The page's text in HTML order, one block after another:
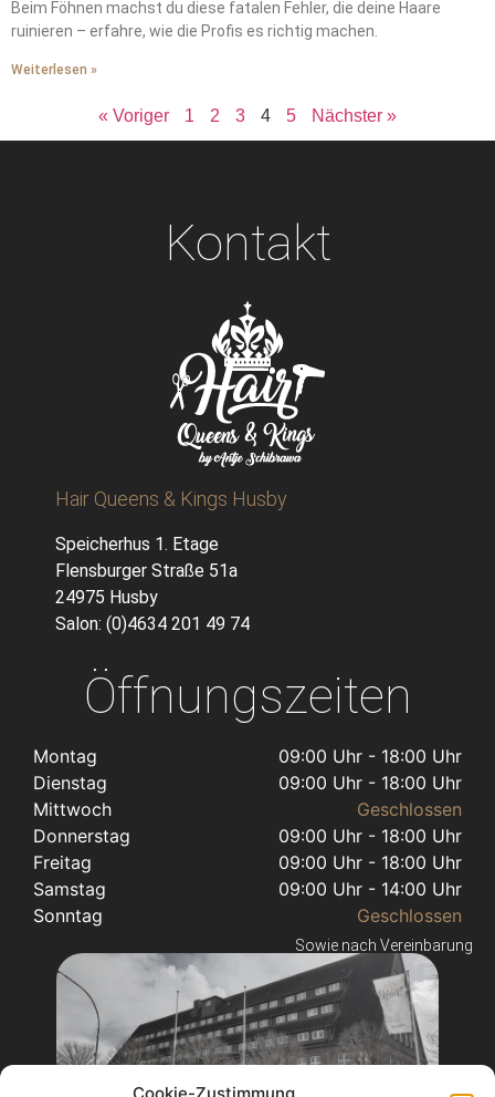
Beim Föhnen machst du diese fatalen Fehler, die deine Haare
ruinieren – erfahre, wie die Profis es richtig machen.
Weiterlesen »
« Voriger 1 2 3 4 5 Nächster »
Kontakt
Hair Queens & Kings Husby
Speicherhus 1. Etage
Flensburger Straße 51a
24975 Husby
Salon: (0)4634 201 49 74
Öffnungszeiten
Montag
09:00 Uhr - 18:00 Uhr
Dienstag
09:00 Uhr - 18:00 Uhr
Mittwoch
Geschlossen
Donnerstag
09:00 Uhr - 18:00 Uhr
Freitag
09:00 Uhr - 18:00 Uhr
Samstag
09:00 Uhr - 14:00 Uhr
Sonntag
Geschlossen
Sowie nach Vereinbarung